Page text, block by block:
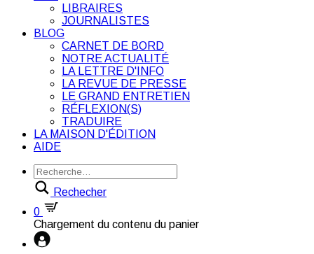
LIBRAIRES
JOURNALISTES
BLOG
CARNET DE BORD
NOTRE ACTUALITÉ
LA LETTRE D'INFO
LA REVUE DE PRESSE
LE GRAND ENTRETIEN
RÉFLEXION(S)
TRADUIRE
LA MAISON D'ÉDITION
AIDE
Rechecher
0
Chargement du contenu du panier